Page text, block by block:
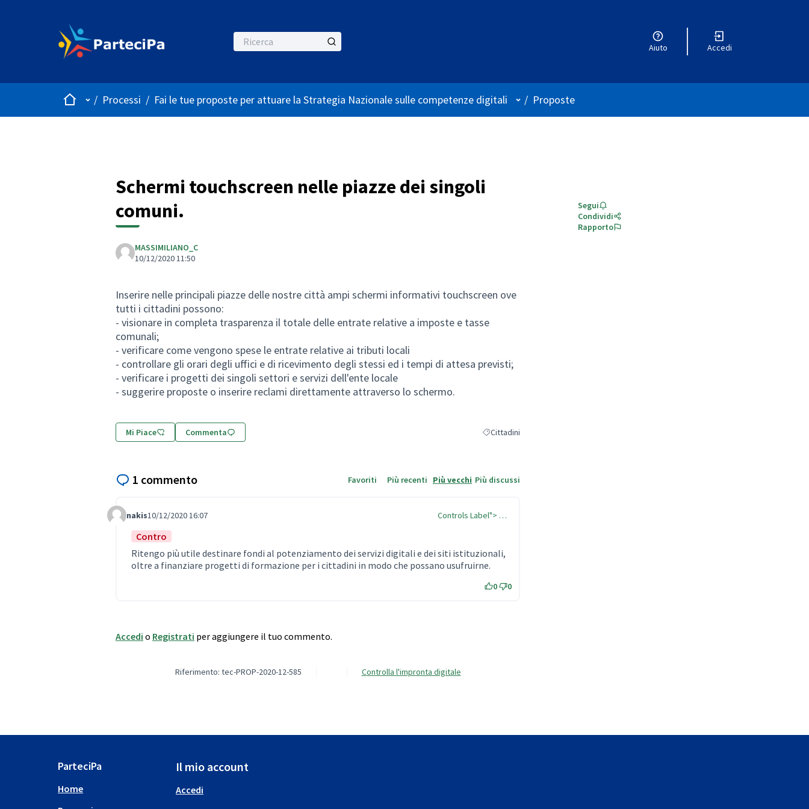
Aiuto Accedi
HomeMenù principale
/ Processi / Fai le tue proposte per attuare la Strategia Nazionale sulle competenze digitali Menù utente
/ Proposte
Schermi touchscreen nelle piazze dei singoli
comuni.
MASSIMILIANO_C
10/12/2020 11:50
Inserire nelle principali piazze delle nostre città ampi schermi informativi touchscreen ove
tutti i cittadini possono:
- visionare in completa trasparenza il totale delle entrate relative a imposte e tasse
comunali;
- verificare come vengono spese le entrate relative ai tributi locali
- controllare gli orari degli uffici e di ricevimento degli stessi ed i tempi di attesa previsti;
- verificare i progetti dei singoli settori e servizi dell'ente locale
- suggerire proposte o inserire reclami direttamente attraverso lo schermo.
Mi Piace Commenta Filtra i risultati per categoria: Cittadini
Cittadini
Segui
Condividi
Rapporto
1 commento Favoriti Più recenti Più vecchi Più discussi
Comment Label
nakis10/12/2020 16:07 Controls Label"> …
Contro
Ritengo più utile destinare fondi al potenziamento dei servizi digitali e dei siti istituzionali,
oltre a finanziare progetti di formazione per i cittadini in modo che possano usufruirne.
0 0
Accedi o Registrati per aggiungere il tuo commento.
Riferimento: tec-PROP-2020-12-585 Controlla l'impronta digitale
ParteciPa
Home
Il mio account
Accedi